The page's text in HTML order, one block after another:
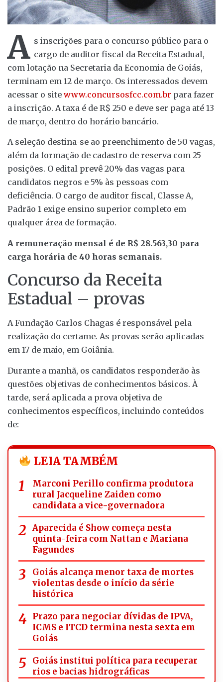
A s inscrições para o concurso público para o
cargo de auditor fiscal da Receita Estadual,
com lotação na Secretaria da Economia de Goiás,
terminam em 12 de março. Os interessados devem
acessar o site www.concursosfcc.com.br para fazer
a inscrição. A taxa é de R$ 250 e deve ser paga até 13
de março, dentro do horário bancário.
A seleção destina-se ao preenchimento de 50 vagas,
além da formação de cadastro de reserva com 25
posições. O edital prevê 20% das vagas para
candidatos negros e 5% às pessoas com
deficiência. O cargo de auditor fiscal, Classe A,
Padrão 1 exige ensino superior completo em
qualquer área de formação.
A remuneração mensal é de R$ 28.563,30 para
carga horária de 40 horas semanais.
Concurso da Receita
Estadual – provas
A Fundação Carlos Chagas é responsável pela
realização do certame. As provas serão aplicadas
em 17 de maio, em Goiânia.
Durante a manhã, os candidatos responderão às
questões objetivas de conhecimentos básicos. À
tarde, será aplicada a prova objetiva de
conhecimentos específicos, incluindo conteúdos
de:
LEIA TAMBÉM
Marconi Perillo confirma produtora
rural Jacqueline Zaiden como
candidata a vice-governadora
Aparecida é Show começa nesta
quinta-feira com Nattan e Mariana
Fagundes
Goiás alcança menor taxa de mortes
violentas desde o início da série
histórica
Prazo para negociar dívidas de IPVA,
ICMS e ITCD termina nesta sexta em
Goiás
Goiás institui política para recuperar
rios e bacias hidrográficas